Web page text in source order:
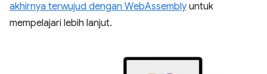
akhirnya terwujud dengan WebAssembly untuk
mempelajari lebih lanjut.